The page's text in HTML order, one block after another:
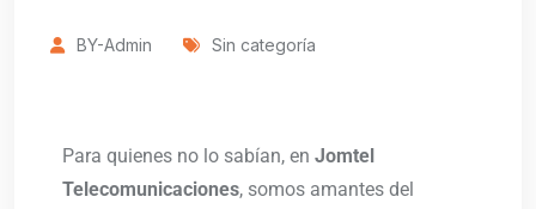
BY-Admin Sin categoría
Para quienes no lo sabían, en Jomtel
Telecomunicaciones, somos amantes del